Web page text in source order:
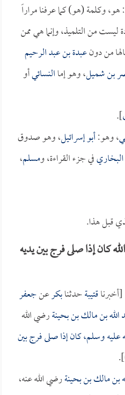
وكلمة (هو) كما عرفنا مراراً
ليست من التلميذ، وإنما هي ممن
من دونعبدة بن عبد الرحيم
بن شميل، وهو إماالنسائيأو
].
، وهو:أبو إسرائيل، وهو صدوق
البخاريفي جزء القراءة، ومسلم،
قبل هذا.
إذا صلى فرج بين يديه
قتيبةحدثنابكرعنجعفر
الله بن مالك بن بحينةرضي الله
عليه وسلم، كان إذا صلى فرج بين
بن مالك بن بحينةرضي الله عنه،